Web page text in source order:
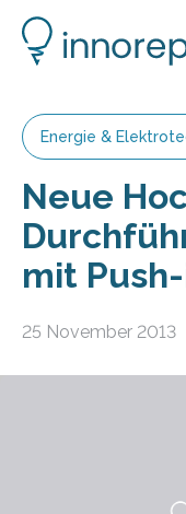
Energie &
Neue
mit
25 November 2013